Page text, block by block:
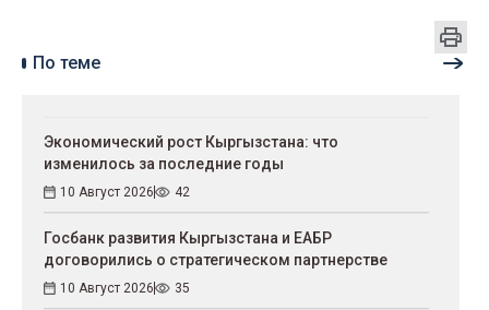
По теме
Экономический рост Кыргызстана: что
изменилось за последние годы
10 Август 2026 42
Госбанк развития Кыргызстана и ЕАБР
договорились о стратегическом партнерстве
10 Август 2026 35